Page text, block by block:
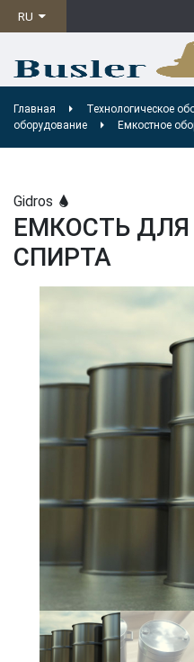
RU
Главная Технологическое
оборудование
Емкостное
Gidros
ЕМКОСТЬ
СПИРТА